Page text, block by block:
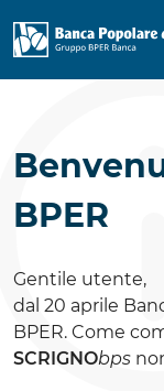
BPER
Gentile utente,
dal 20 aprile
BPER. Come
SCRIGNObps